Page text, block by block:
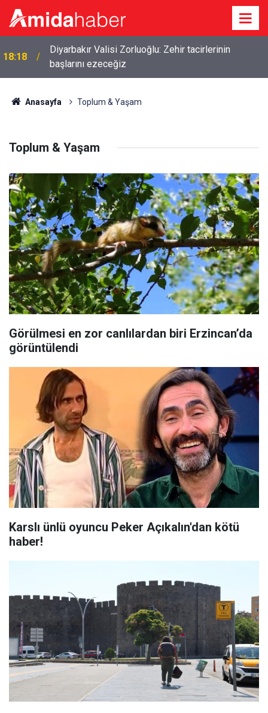
17:36
Mardinspor ve Vanspor maçları TRT Kurdî’de
yayınlanacak
Anasayfa Toplum & Yaşam
Toplum & Yaşam
Görülmesi en zor canlılardan biri Erzincan’da
görüntülendi
Karslı ünlü oyuncu Peker Açıkalın'dan kötü
haber!